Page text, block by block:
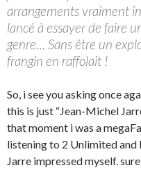
arrangements vraiment
lancé à essayer de faire
genre… Sans être un
frangin en raffolait !
So, i see you asking once
this is just “Jean-Michel
that moment i was a
listening to 2 Unlimited
Jarre impressed myself.